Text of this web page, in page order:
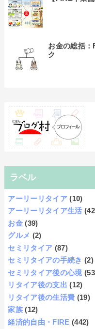
お金の総括：
ク
ラベル
アーリーリタイア (10)
アーリーリタイア生活
お金 (39)
グルメ (2)
セミリタイア (87)
セミリタイアの手続き (2)
セミリタイア後の心境
リタイア後の支出 (12)
リタイア後の生活費 (19)
家族 (12)
経済的自由・FIRE (442)